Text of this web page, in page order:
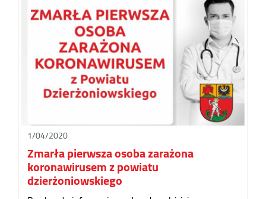
1/04/2020
Zmarła pierwsza osoba zarażona
koronawirusem z powiatu
dzierżoniowskiego